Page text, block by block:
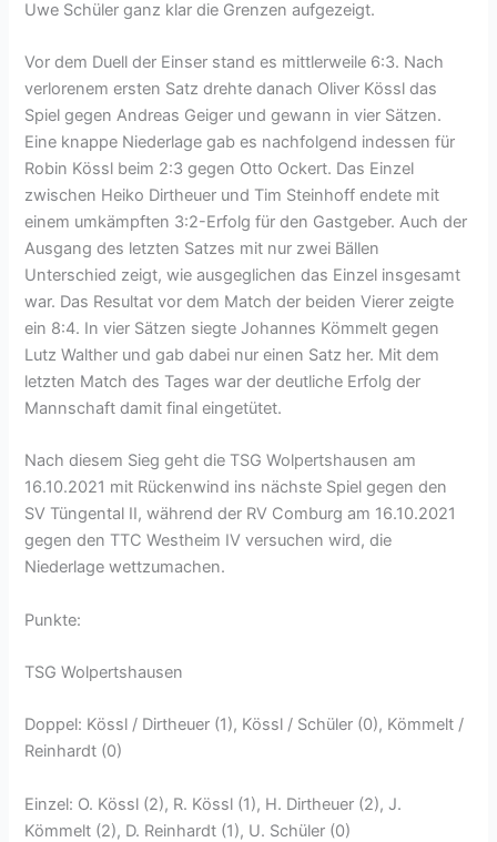
Uwe Schüler ganz klar die Grenzen aufgezeigt.
Vor dem Duell der Einser stand es mittlerweile 6:3. Nach
verlorenem ersten Satz drehte danach Oliver Kössl das
Spiel gegen Andreas Geiger und gewann in vier Sätzen.
Eine knappe Niederlage gab es nachfolgend indessen für
Robin Kössl beim 2:3 gegen Otto Ockert. Das Einzel
zwischen Heiko Dirtheuer und Tim Steinhoff endete mit
einem umkämpften 3:2-Erfolg für den Gastgeber. Auch der
Ausgang des letzten Satzes mit nur zwei Bällen
Unterschied zeigt, wie ausgeglichen das Einzel insgesamt
war. Das Resultat vor dem Match der beiden Vierer zeigte
ein 8:4. In vier Sätzen siegte Johannes Kömmelt gegen
Lutz Walther und gab dabei nur einen Satz her. Mit dem
letzten Match des Tages war der deutliche Erfolg der
Mannschaft damit final eingetütet.
Nach diesem Sieg geht die TSG Wolpertshausen am
16.10.2021 mit Rückenwind ins nächste Spiel gegen den
SV Tüngental II, während der RV Comburg am 16.10.2021
gegen den TTC Westheim IV versuchen wird, die
Niederlage wettzumachen.
Punkte:
TSG Wolpertshausen
Doppel: Kössl / Dirtheuer (1), Kössl / Schüler (0), Kömmelt /
Reinhardt (0)
Einzel: O. Kössl (2), R. Kössl (1), H. Dirtheuer (2), J.
Kömmelt (2), D. Reinhardt (1), U. Schüler (0)